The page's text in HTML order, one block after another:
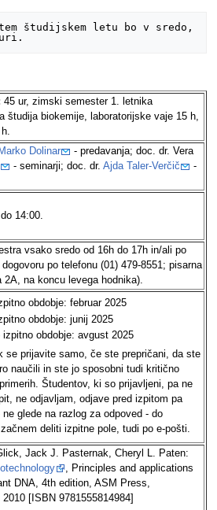
študijskem letu bo v sredo,
45 ur, zimski semester 1. letnika
študija biokemije, laboratorijske vaje 15 h,
Marko Dolinar
- predavanja; doc. dr. Vera
- seminarji; doc. dr. Ajda Taler-Verčič
-
14:00.
vsako sredo od 16h do 17h in/ali po
po telefonu (01) 479-8551; pisarna
2A, na koncu levega hodnika).
obdobje: februar 2025
obdobje: junij 2025
izpitno obdobje: avgust 2025
se prijavite samo, če ste prepričani, da ste
naučili in ste jo sposobni tudi kritično
Študentov, ki so prijavljeni, pa ne
ne odjavljam, odjave pred izpitom pa
glede na razlog za odpoved - do
deliti izpitne pole, tudi po e-pošti.
Jack J. Pasternak, Cheryl L. Paten:
, Principles and applications
DNA, 4th edition, ASM Press,
[ISBN 9781555814984]